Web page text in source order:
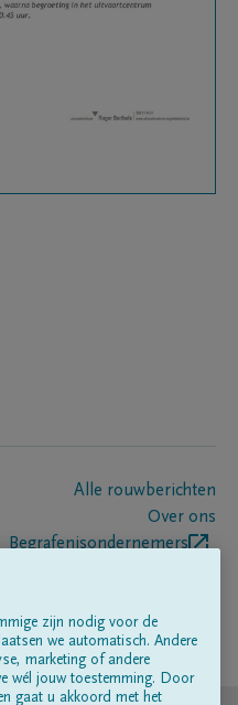
Alle rouwberichten
Over ons
Begrafenisondernemers
zijn nodig voor de
we automatisch. Andere
marketing of andere
wél jouw toestemming. Door
gaat u akkoord met het